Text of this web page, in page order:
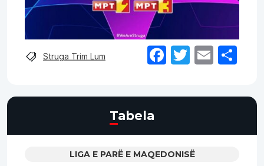
Struga Trim Lum Facebook
Twitter
Email
Tabela
LIGA E PARË E MAQEDONISË